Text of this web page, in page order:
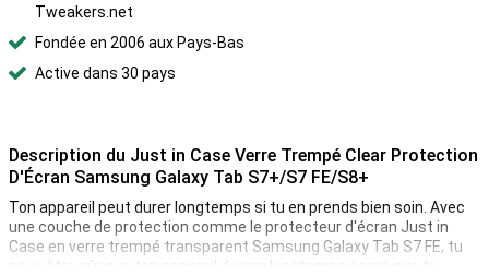
Tweakers.net
Fondée en 2006 aux Pays-Bas
Active dans 30 pays
Description du Just in Case Verre Trempé Clear Protection
D'Écran Samsung Galaxy Tab S7+/S7 FE/S8+
Ton appareil peut durer longtemps si tu en prends bien soin. Avec
une couche de protection comme le protecteur d'écran Just in
Case en verre trempé transparent Samsung Galaxy Tab S7 FE, tu
peux être sûr que ton appareil durera longtemps parce que tu